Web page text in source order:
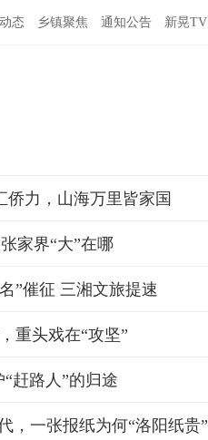
态 乡镇聚焦 通知公告 新晃TV
侨力，山海万里皆家国
家界“大”在哪
”催征 三湘文旅提速
重头戏在“攻坚”
赶路人”的归途
，一张报纸为何“洛阳纸贵”